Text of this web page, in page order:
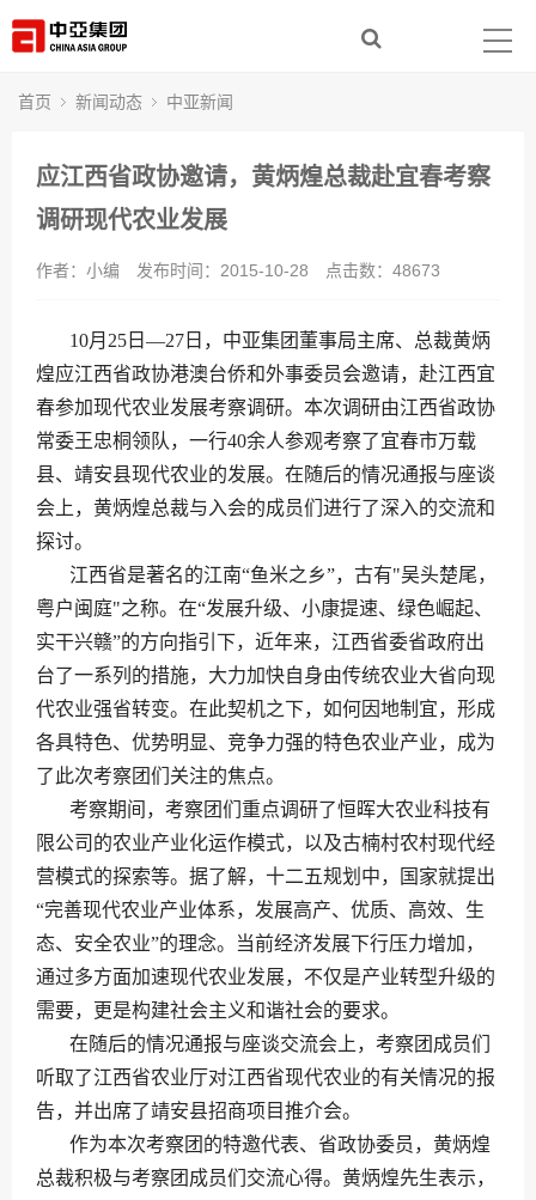
社会责任
人力资源
联系我们
首页 新闻动态 中亚新闻
应江西省政协邀请，黄炳煌总裁赴宜春考察
调研现代农业发展
作者：小编 发布时间：2015-10-28 点击数： 48673
10月25日—27日，中亚集团董事局主席、总裁黄炳
煌应江西省政协港澳台侨和外事委员会邀请，赴江西宜
春参加现代农业发展考察调研。本次调研由江西省政协
常委王忠桐领队，一行40余人参观考察了宜春市万载
县、靖安县现代农业的发展。在随后的情况通报与座谈
会上，黄炳煌总裁与入会的成员们进行了深入的交流和
探讨。
江西省是著名的江南“鱼米之乡”，古有"吴头楚尾，
粤户闽庭"之称。在“发展升级、小康提速、绿色崛起、
实干兴赣”的方向指引下，近年来，江西省委省政府出
台了一系列的措施，大力加快自身由传统农业大省向现
代农业强省转变。在此契机之下，如何因地制宜，形成
各具特色、优势明显、竞争力强的特色农业产业，成为
了此次考察团们关注的焦点。
考察期间，考察团们重点调研了恒晖大农业科技有
限公司的农业产业化运作模式，以及古楠村农村现代经
营模式的探索等。据了解，十二五规划中，国家就提出
“完善现代农业产业体系，发展高产、优质、高效、生
态、安全农业”的理念。当前经济发展下行压力增加，
通过多方面加速现代农业发展，不仅是产业转型升级的
需要，更是构建社会主义和谐社会的要求。
在随后的情况通报与座谈交流会上，考察团成员们
听取了江西省农业厅对江西省现代农业的有关情况的报
告，并出席了靖安县招商项目推介会。
作为本次考察团的特邀代表、省政协委员，黄炳煌
总裁积极与考察团成员们交流心得。黄炳煌先生表示，